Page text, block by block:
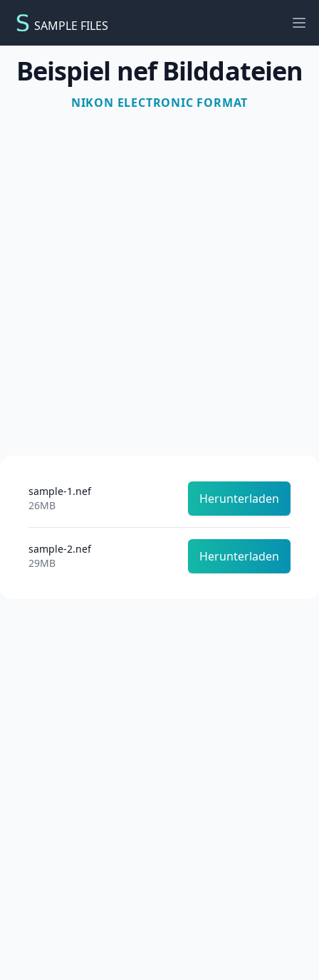
SAMPLE FILES
Beispiel nef Bilddateien
NIKON ELECTRONIC FORMAT
sample-1.nef
26MB
Herunterladen
sample-2.nef
29MB
Herunterladen